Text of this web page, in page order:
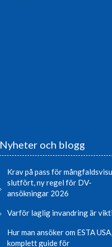
Nyheter och blogg
Krav på pass för
slutfört, ny regel för DV-
ansökningar 2026
Varför laglig invandring är
Hur man ansöker om ESTA USA,
komplett guide för